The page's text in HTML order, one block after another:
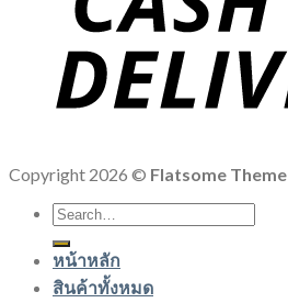
Copyright 2026 © Flatsome Theme
Search
for:
หน้าหลัก
สินค้าทั้งหมด